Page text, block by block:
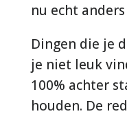
nu echt
Dingen die je
je niet leuk
100% achter
houden. De